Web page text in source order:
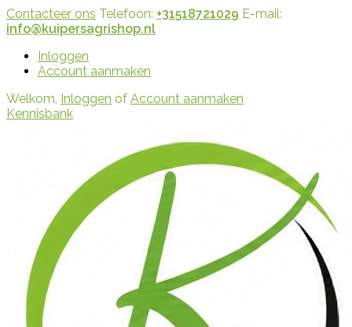
Contacteer ons Telefoon: +31518721029 E-mail:
info@kuipersagrishop.nl
Inloggen
Account aanmaken
Welkom, Inloggen of Account aanmaken
Kennisbank